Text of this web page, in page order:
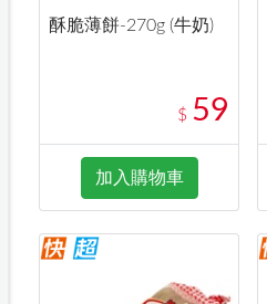
酥脆薄餅-270g (牛奶)
$ 59
加入購物車